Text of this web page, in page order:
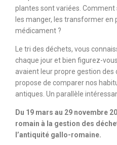
plantes sont variées.
les manger, les transformer en
médicament ?
Le tri des déchets, vous
chaque jour et bien figurez-
avaient leur propre gestion des
propose de comparer nos
antiques. Un parallèle
Du 19 mars au 29 novembre
romain à la gestion des
l’antiquité gallo-romaine.